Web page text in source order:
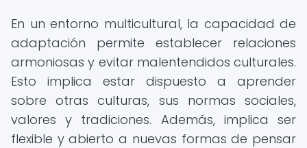
En un entorno multicultural, la capacidad de
adaptación permite establecer relaciones
armoniosas y evitar malentendidos culturales.
Esto implica estar dispuesto a aprender
sobre otras culturas, sus normas sociales,
valores y tradiciones. Además, implica ser
flexible y abierto a nuevas formas de pensar